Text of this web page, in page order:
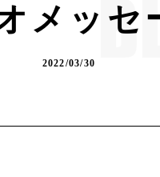
メッセ
2022/03/30